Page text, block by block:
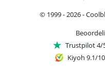
© 1999 - 2026 -
Trustpilot 4/
Kiyoh 9.1/10